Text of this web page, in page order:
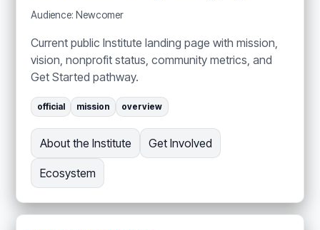
Audience: Newcomer
Current public Institute landing page with mission,
vision, nonprofit status, community metrics, and
Get Started pathway.
official mission overview
About the Institute Get Involved
Ecosystem